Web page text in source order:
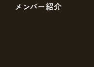
メンバー紹介